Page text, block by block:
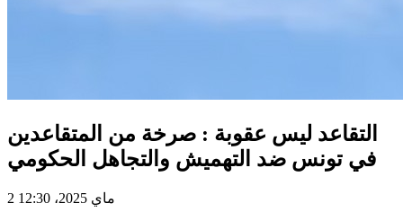
التقاعد ليس عقوبة : صرخة من المتقاعدين
في تونس ضد التهميش والتجاهل الحكومي
2 ماي 2025، 12:30